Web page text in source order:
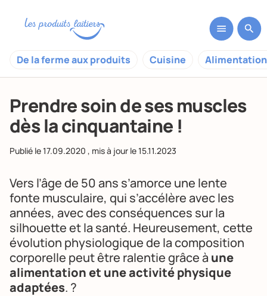
De la ferme aux produits Cuisine
Prendre soin de ses muscles
dès la cinquantaine !
Publié le17.09.2020 , mis à jour le15.11.2023
Vers l’âge de 50 ans s’amorce une lente
fonte musculaire, qui s’accélère avec les
années, avec des conséquences sur la
silhouette et la santé. Heureusement, cette
évolution physiologique de la composition
corporelle peut être ralentie grâce à une
alimentation et une activité physique
adaptées. ?